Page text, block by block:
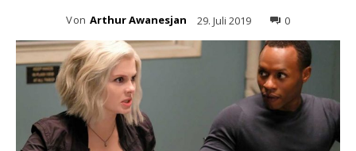
Von Arthur Awanesjan 29. Juli 2019 0